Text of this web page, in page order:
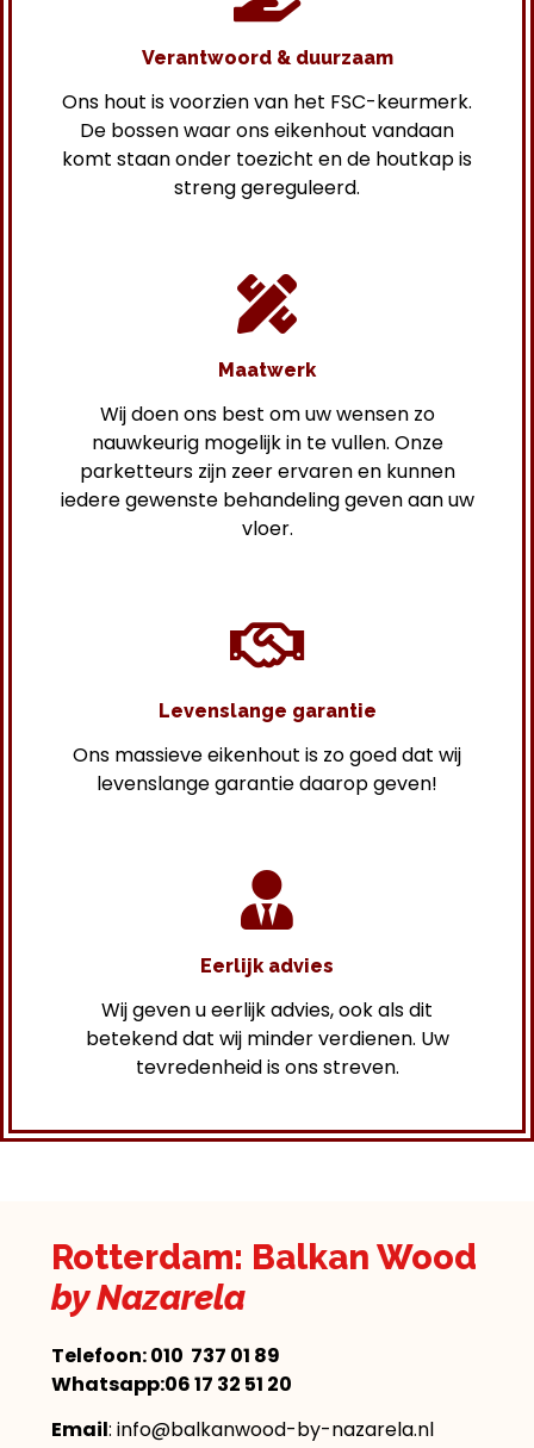
Verantwoord & duurzaam
Ons hout is voorzien van het FSC-keurmerk.
De bossen waar ons eikenhout vandaan
komt staan onder toezicht en de houtkap is
streng gereguleerd.
Maatwerk
Wij doen ons best om uw wensen zo
nauwkeurig mogelijk in te vullen. Onze
parketteurs zijn zeer ervaren en kunnen
iedere gewenste behandeling geven aan uw
vloer.
Levenslange garantie
Ons massieve eikenhout is zo goed dat wij
levenslange garantie daarop geven!
Eerlijk advies
Wij geven u eerlijk advies, ook als dit
betekend dat wij minder verdienen. Uw
tevredenheid is ons streven.
Rotterdam: Balkan Wood
by Nazarela
Telefoon:010 737 01 89
Whatsapp:06 17 32 51 20
Email: info@balkanwood-by-nazarela.nl